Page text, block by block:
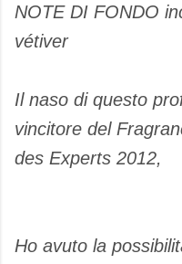
NOTE DI FONDO
vétiver
Il naso di questo
vincitore del
des Experts 2012,
Ho avuto la